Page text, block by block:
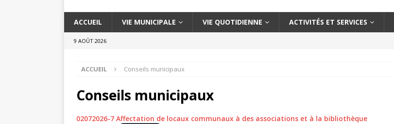
ACCUEIL VIE MUNICIPALE VIE QUOTIDIENNE ACTIVITÉS ET SERVICES
9 AOÛT 2026
ACCUEIL Conseils municipaux
Conseils municipaux
02072026-7 Affectation de locaux communaux à des associations et à la bibliothèque